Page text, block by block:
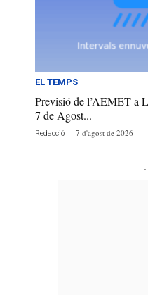
EL TEMPS
Previsió de l’AEMET a
7 de Agost...
Redacció - 7 d'agost de 2026
-